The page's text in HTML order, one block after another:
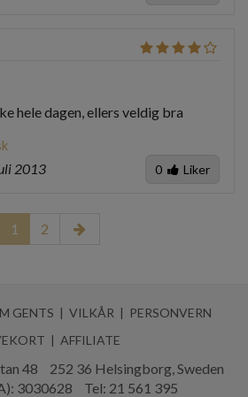
hele dagen, ellers veldig bra
2013 0 Liker
1 2
GENTS VILKÅR
PERSONVERN
AFFILIATE
48
252 36 Helsingborg, Sweden
3030628
Tel: 21 561 395